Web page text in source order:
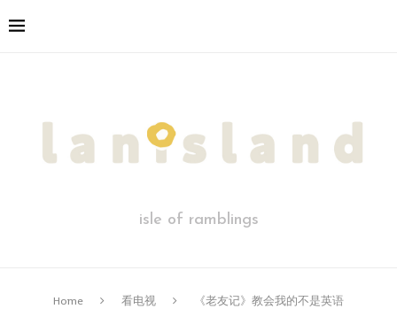
isle of ramblings
Home 看电视 《老友记》教会我的不是英语